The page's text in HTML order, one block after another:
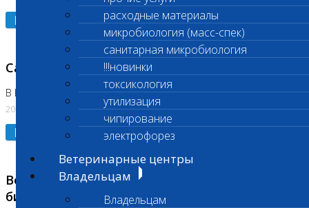
расходные материалы
микробиология (масс-спек)
санитарная микробиология
!!!новинки
токсикология
утилизация
чипирование
электрофорез
Ветеринарные центры
Владельцам
Владельцам
Подробнее
Санитарный день
В Бутово 21.07.2026
20.07.2026
Подробнее
Возобновлено выполнение срочных
биохимических исследований